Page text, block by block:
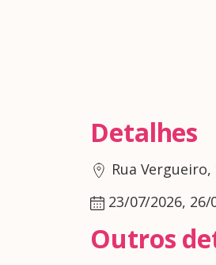
Detalhes
Rua
23/07/2026, 26/
Outros